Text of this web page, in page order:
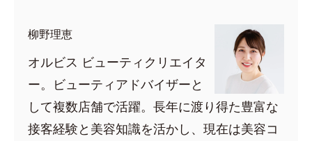
柳野理恵
オルビス ビューティクリエイタ
ー。ビューティアドバイザーと
して複数店舗で活躍。長年に渡り得た豊富な
接客経験と美容知識を活かし、現在は美容コ